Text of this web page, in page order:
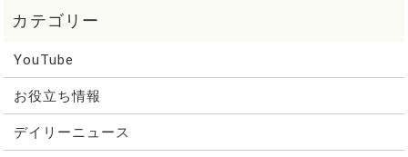
YouTube
お役立ち情報
デイリーニュース